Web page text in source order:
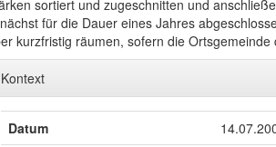
sortiert und zugeschnitten und
für die Dauer eines Jahres
kurzfristig räumen, sofern die
Kontext
Datum